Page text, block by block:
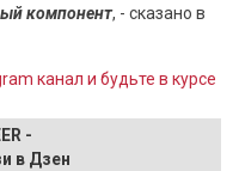
компонент, - сказано в
канал и будьте в курсе
-
в Дзен